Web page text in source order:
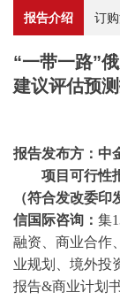
报告介绍 订
“一带一路”
建议评估预
报告发布方：中
项目可行性
（符合发改委
信国际咨询： 集
融资、商业合作
业规划、境外投
报告&商业计划